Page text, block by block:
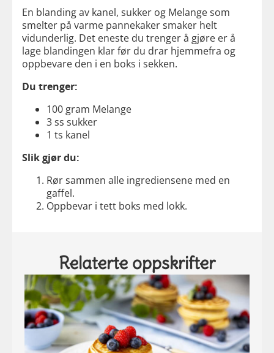
En blanding av kanel, sukker og Melange som
smelter på varme pannekaker smaker helt
vidunderlig. Det eneste du trenger å gjøre er å
lage blandingen klar før du drar hjemmefra og
oppbevare den i en boks i sekken.
Du trenger:
100 gram Melange
3 ss sukker
1 ts kanel
Slik gjør du:
Rør sammen alle ingrediensene med en
gaffel.
Oppbevar i tett boks med lokk.
Relaterte oppskrifter